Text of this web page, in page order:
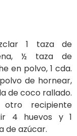
1 taza de
½ taza de
en polvo, 1 cda.
de hornear,
de coco rallado.
otro recipiente
4 huevos y 1
de azúcar.